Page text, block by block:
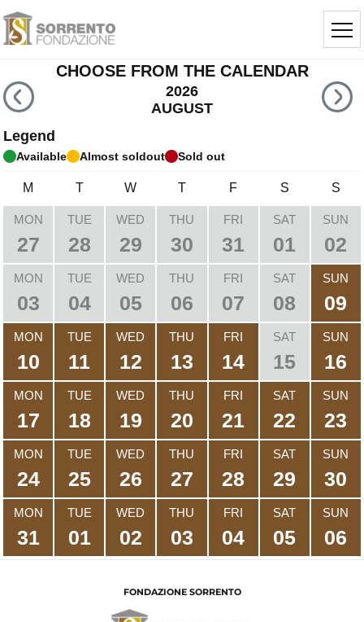
CHOOSE FROM THE CALENDAR
2026
AUGUST
Legend
Available Almost soldout Sold out
M T W T F S S
MON
27
TUE
28
WED
29
THU
30
FRI
31
SAT
01
SUN
02
MON
03
TUE
04
WED
05
THU
06
FRI
07
SAT
08
SUN
09
MON
10
TUE
11
WED
12
THU
13
FRI
14
SAT
15
SUN
16
MON
17
TUE
18
WED
19
THU
20
FRI
21
SAT
22
SUN
23
MON
24
TUE
25
WED
26
THU
27
FRI
28
SAT
29
SUN
30
MON
31
TUE
01
WED
02
THU
03
FRI
04
SAT
05
SUN
06
FONDAZIONE SORRENTO